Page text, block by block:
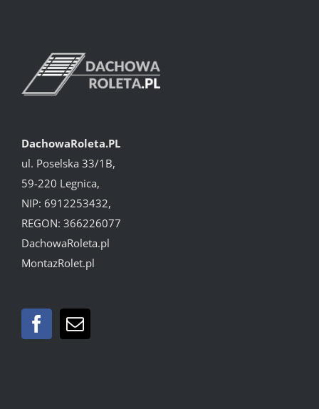
DachowaRoleta.PL
ul. Poselska 33/1B,
59-220 Legnica,
NIP: 6912253432,
REGON: 366226077
DachowaRoleta.pl
MontazRolet.pl